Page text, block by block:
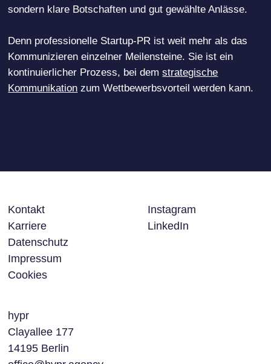
sondern klare Botschaften und gut gewählte Anlässe.
Denn professionelle Startup-PR ist weit mehr als das
Kommunizieren einzelner Meilensteine. Sie ist ein
kontinuierlicher Prozess, bei demstrategische
Kommunikation zum Wettbewerbsvorteil werden kann.
Kontakt
Karriere
Datenschutz
Impressum
Cookies
Instagram
LinkedIn
hypr
Clayallee 177
14195 Berlin